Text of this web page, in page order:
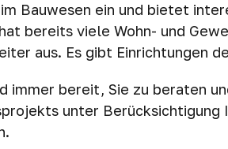
Bauwesen ein und bietet
bereits viele Wohn- und
aus. Es gibt Einrichtungen
immer bereit, Sie zu beraten
unter Berücksichtigung